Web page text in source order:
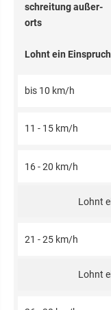
schreitung außer­
orts
Lohnt ein
bis 10 km/h
11 - 15 km/h
16 - 20 km/h
21 - 25 km/h